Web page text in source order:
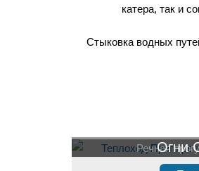
катера, так и
Стыковка водных
РечнаяОгни